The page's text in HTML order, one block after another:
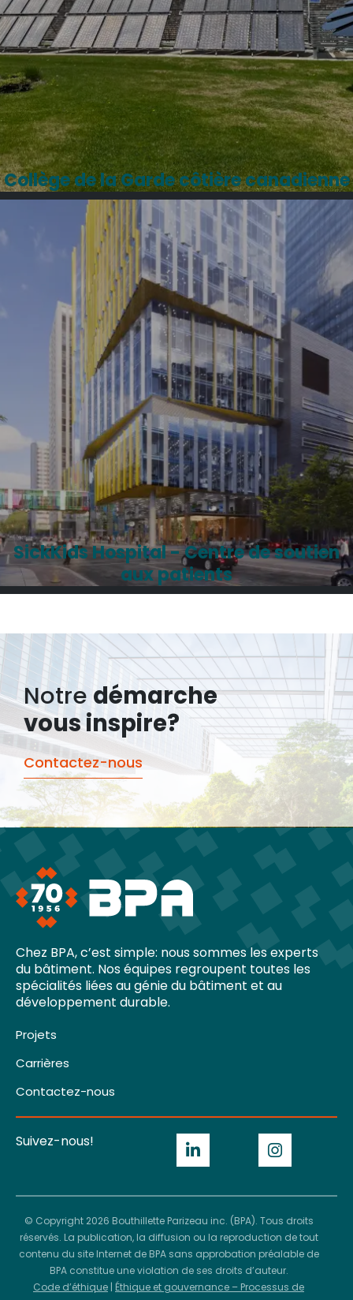
Collège de la Garde côtière canadienne
SickKids Hospital - Centre de soutien
aux patients
Notre démarche
vous inspire?
Contactez-nous
Chez BPA, c’est simple: nous sommes les experts
du bâtiment. Nos équipes regroupent toutes les
spécialités liées au génie du bâtiment et au
développement durable.
Projets
Carrières
Contactez-nous
Suivez-nous!
© Copyright 2026 Bouthillette Parizeau inc. (BPA). Tous droits
réservés. La publication, la diffusion ou la reproduction de tout
contenu du site Internet de BPA sans approbation préalable de
BPA constitue une violation de ses droits d’auteur.
Code d’éthique | Éthique et gouvernance – Processus de